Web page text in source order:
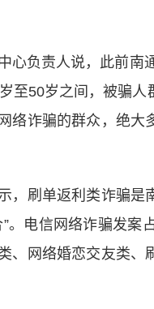
负责人说，此前南通
至50岁之间，被骗
络诈骗的群众，绝
刷单返利类诈骗是
”。电信网络诈骗发
、网络婚恋交友类